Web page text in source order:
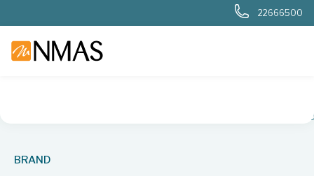
22666500
Filter tips, 50 -
BRAND